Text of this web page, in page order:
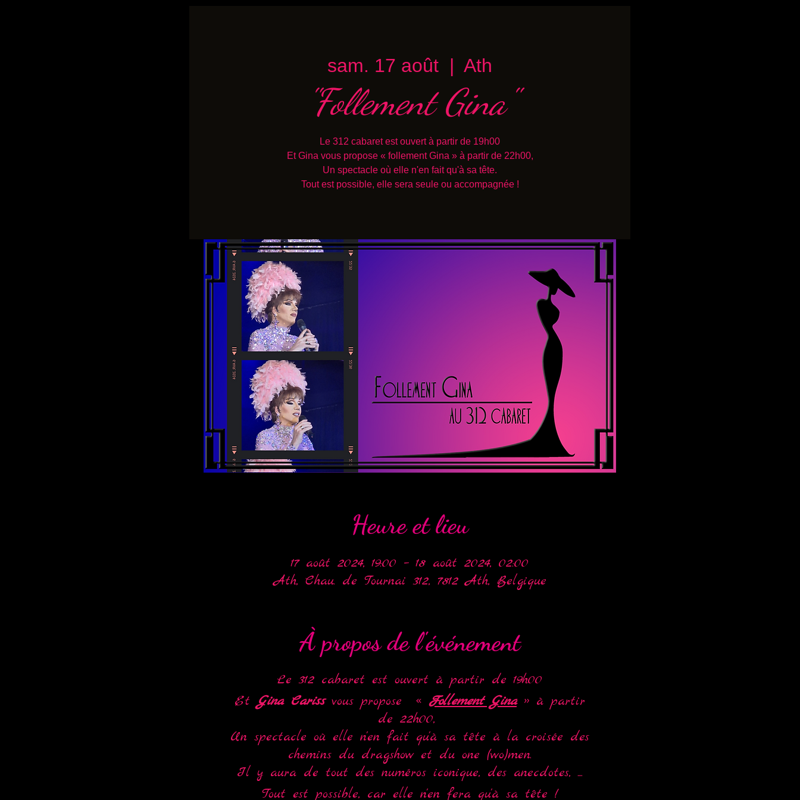
sam. 17 août
  |
Ath
"Follement Gina"
Le 312 cabaret est ouvert à partir de 19h00
Et Gina vous propose « follement Gina » à partir de 22h00,
Un spectacle où elle n'en fait qu'à sa tête.
Tout est possible, elle sera seule ou accompagnée !
Heure et lieu
17 août 2024, 19:00 – 18 août 2024, 02:00
Ath, Chau. de Tournai 312, 7812 Ath, Belgique
À propos de l'événement
Le 312 cabaret est ouvert à partir de 19h00
EtGina Carissvous propose « Follement Gina» à partir
de 22h00,
Un spectacle où elle n'en fait qu'à sa tête à la croisée des
chemins du dragshow et du one (wo)men.
Il y aura de tout des numéros iconique, des anecdotes, ....
Tout est possible, car elle n'en fera qu'à sa tête !